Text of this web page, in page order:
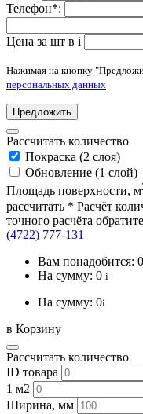
Телефон*:
Цена за шт в i
Нажимая на кнопку
персональных данных
Предложить
Рассчитать количество
Покраска (2 слоя)
Обновление (1 слой)
Площадь поверхности, м
рассчитать * Расчёт
точного расчёта
(4722) 777-131
Вам понадобится: 0
На сумму: 0 i
На сумму: 0i
в Корзину
Рассчитать количество
ID товара
1 м2
Ширина, мм